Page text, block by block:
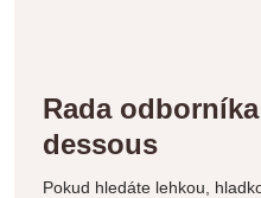
Rada
dessous
Pokud hledáte lehkou,